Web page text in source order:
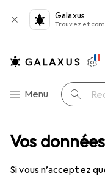
Vos
Si vous n’acceptez
Galaxus
Trouvez et
Navigation par
Menu
Panier
Alimentation Chargeurs